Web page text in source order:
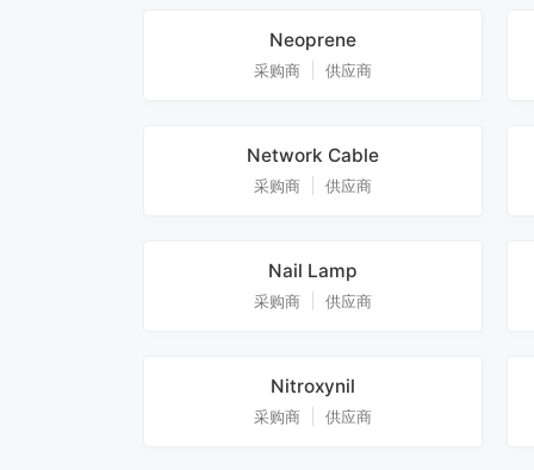
Neoprene
采购商 供应商
Network Cable
采购商 供应商
Nail Lamp
采购商 供应商
Nitroxynil
采购商 供应商